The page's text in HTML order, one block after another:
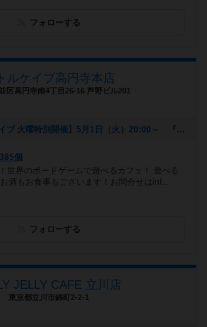
フォローする
ルケイブ高円寺本店
区高円寺南4丁目26-16 芦野ビル201
[NEW] 【ゲーマーズケイブ 火曜特別開催】5月1日（火）20:00～ 『ロールプレイヤー』（2018年04月22日 18時42分）
個
世界のボードゲームで遊べるカフェ！ 遊べる
酒もお食事もございます！お問合せはinf...
フォローする
JELLY CAFE 立川店
東京都立川市錦町2-2-1